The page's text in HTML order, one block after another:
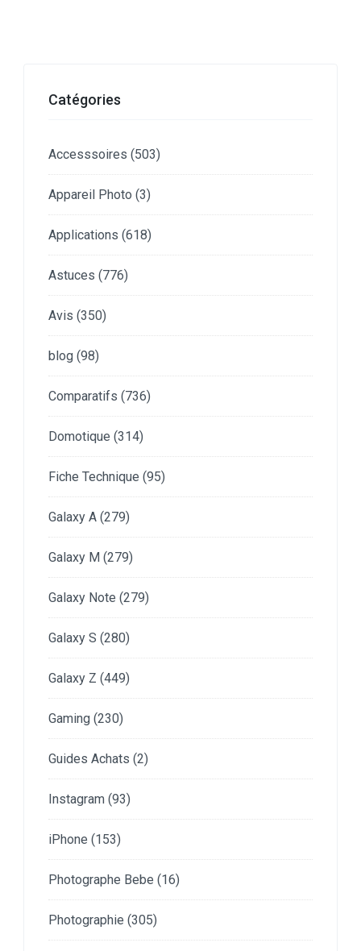
Catégories
Accesssoires (503)
Appareil Photo (3)
Applications (618)
Astuces (776)
Avis (350)
blog (98)
Comparatifs (736)
Domotique (314)
Fiche Technique (95)
Galaxy A (279)
Galaxy M (279)
Galaxy Note (279)
Galaxy S (280)
Galaxy Z (449)
Gaming (230)
Guides Achats (2)
Instagram (93)
iPhone (153)
Photographe Bebe (16)
Photographie (305)